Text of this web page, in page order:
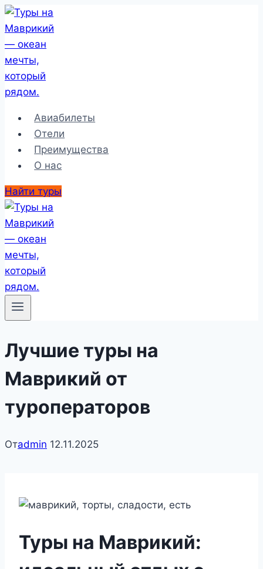
Перейти
к
содержимому
Авиабилеты
Отели
Преимущества
О нас
Найти туры
Лучшие туры на
Маврикий от
туроператоров
Отadmin 12.11.2025
Туры на Маврикий: